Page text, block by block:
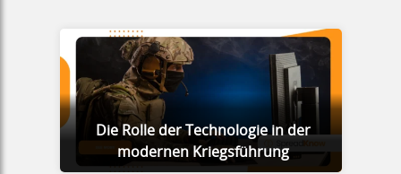
Die Rolle der Technologie in der
modernen Kriegsführung